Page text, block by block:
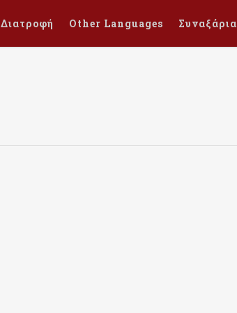
Διατροφή Other Languages Συναξάρια